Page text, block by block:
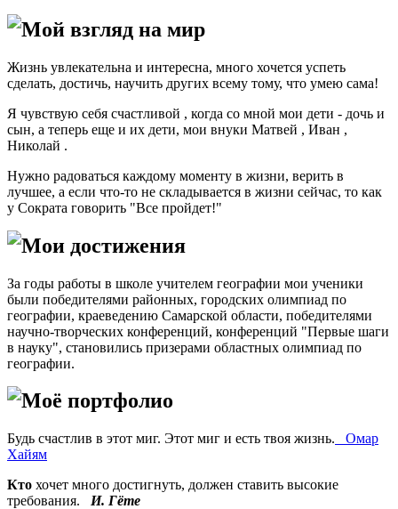
Мой взгляд на мир
Жизнь увлекательна и интересна, много хочется успеть
сделать, достичь, научить других всему тому, что умею сама!
Я чувствую себя счастливой , когда со мной мои дети - дочь и
сын, а теперь еще и их дети, мои внуки Матвей , Иван ,
Николай .
Нужно радоваться каждому моменту в жизни, верить в
лучшее, а если что-то не складывается в жизни сейчас, то как
у Сократа говорить "Все пройдет!"
Мои достижения
За годы работы в школе учителем географии мои ученики
были победителями районных, городских олимпиад по
географии, краеведению Самарской области, победителями
научно-творческих конференций, конференций "Первые шаги
в науку", становились призерами областных олимпиад по
географии.
Моё портфолио
Будь счастлив в этот миг. Этот миг и есть твоя жизнь. Омар
Хайям
Кто хочет много достигнуть, должен ставить высокие
требования. И. Гёте